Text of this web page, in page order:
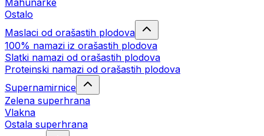
Mahunarke
Ostalo
Maslaci od orašastih plodova
100% namazi iz orašastih plodova
Slatki namazi od orašastih plodova
Proteinski namazi od orašastih plodova
Supernamirnice
Zelena superhrana
Vlakna
Ostala superhrana